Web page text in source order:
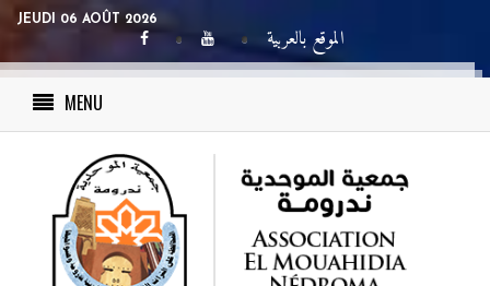
JEUDI 06 AOÛT 2026
الموقع بالعربية
MENU